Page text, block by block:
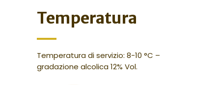
Temperatura
Temperatura di servizio: 8-10 °C –
gradazione alcolica 12% Vol.